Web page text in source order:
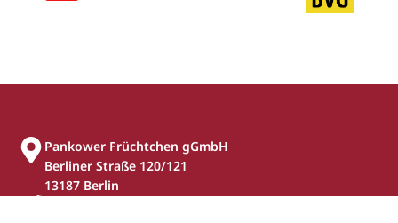
Pankower Früchtchen gGmbH
Berliner Straße 120/121
13187 Berlin